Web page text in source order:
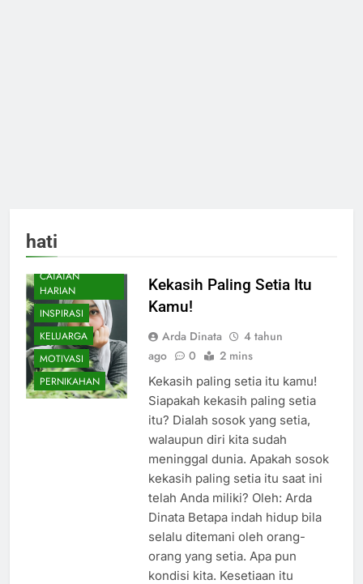
hati
CATATAN
HARIAN
INSPIRASI
KELUARGA
MOTIVASI
PERNIKAHAN
Kekasih Paling Setia Itu
Kamu!
Arda Dinata
4 tahun
ago
0 2 mins
Kekasih paling setia itu kamu!
Siapakah kekasih paling setia
itu? Dialah sosok yang setia,
walaupun diri kita sudah
meninggal dunia. Apakah sosok
kekasih paling setia itu saat ini
telah Anda miliki? Oleh: Arda
Dinata Betapa indah hidup bila
selalu ditemani oleh orang-
orang yang setia. Apa pun
kondisi kita. Kesetiaan itu